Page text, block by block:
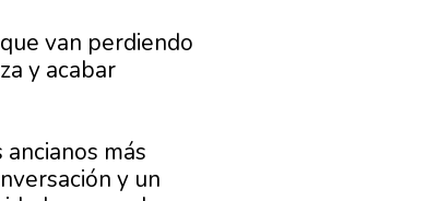
van perdiendo
y acabar
más
y un